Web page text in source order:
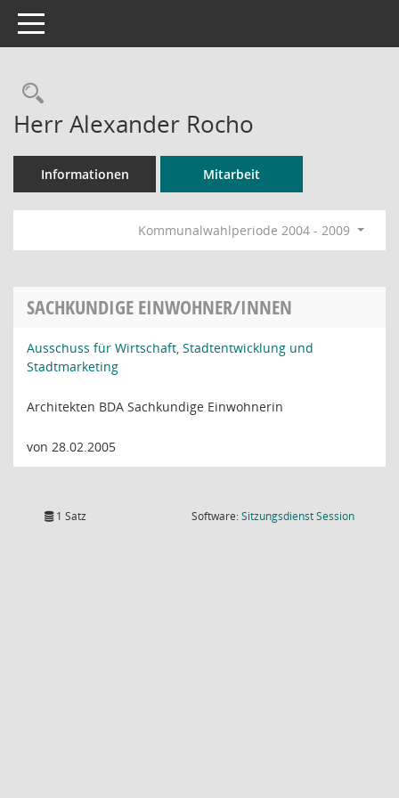
Toggle navigation
Rechercheauswahl
Herr Alexander Rocho
Informationen Mitarbeit
Kommunalwahlperiode 2004 - 2009
SACHKUNDIGE EINWOHNER/INNEN
Ausschuss für Wirtschaft, Stadtentwicklung und
Stadtmarketing
Architekten BDA Sachkundige Einwohnerin
von 28.02.2005
1 Satz Software:SitzungsdienstSession(Wird in